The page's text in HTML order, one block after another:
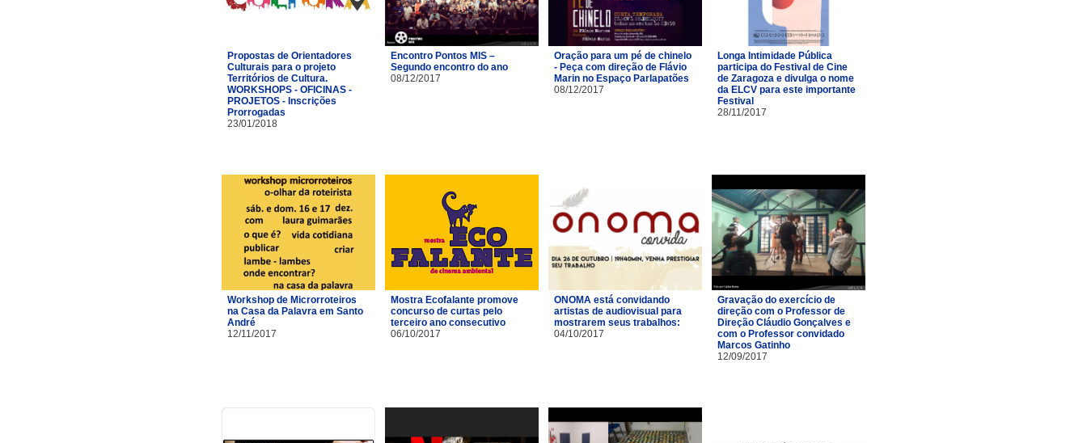
Propostas de Orientadores
Culturais para o projeto
Territórios de Cultura.
WORKSHOPS - OFICINAS -
PROJETOS - Inscrições
Prorrogadas
23/01/2018
Encontro Pontos MIS –
Segundo encontro do ano
08/12/2017
Oração para um pé de chinelo
- Peça com direção de Flávio
Marin no Espaço Parlapatões
08/12/2017
Longa Intimidade Pública
participa do Festival de Cine
de Zaragoza e divulga o nome
da ELCV para este importante
Festival
28/11/2017
Workshop de Microrroteiros
na Casa da Palavra em Santo
André
12/11/2017
Mostra Ecofalante promove
concurso de curtas pelo
terceiro ano consecutivo
06/10/2017
ONOMA está convidando
artistas de audiovisual para
mostrarem seus trabalhos:
04/10/2017
Gravação do exercício de
direção com o Professor de
Direção Cláudio Gonçalves e
com o Professor convidado
Marcos Gatinho
12/09/2017